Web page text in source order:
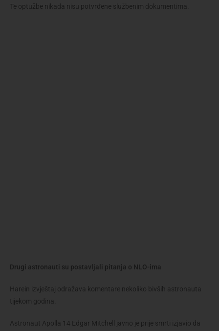
Te optužbe nikada nisu potvrđene službenim dokumentima.
Drugi astronauti su postavljali pitanja o NLO-ima
Harein izvještaj odražava komentare nekoliko bivših astronauta
tijekom godina.
Astronaut Apolla 14 Edgar Mitchell javno je prije smrti izjavio da